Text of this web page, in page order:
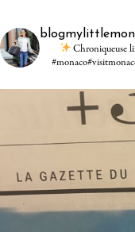
Chroniqueuse